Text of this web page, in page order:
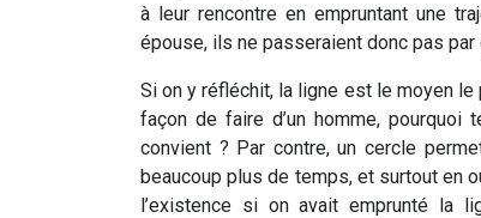
à leur rencontre en empruntant une
épouse, ils ne passeraient donc pas par
Si on y réfléchit, la ligne est le moyen le
façon de faire d’un homme,
convient ? Par contre, un cercle
beaucoup plus de temps, et surtout en
l’existence si on avait emprunté la